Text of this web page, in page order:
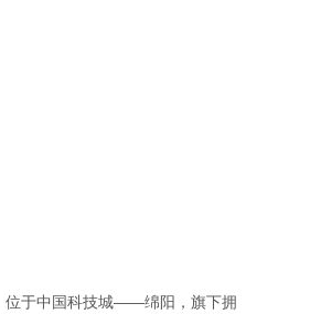
位于中国科技城——绵阳，旗下拥